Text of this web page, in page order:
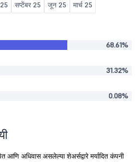
सप्टेंबर 25 जून 25 मार्च 25
68.61%
31.32%
0.08%
आणि अधिवास असलेल्या शेअर्सद्वारे मर्यादित कंपनी